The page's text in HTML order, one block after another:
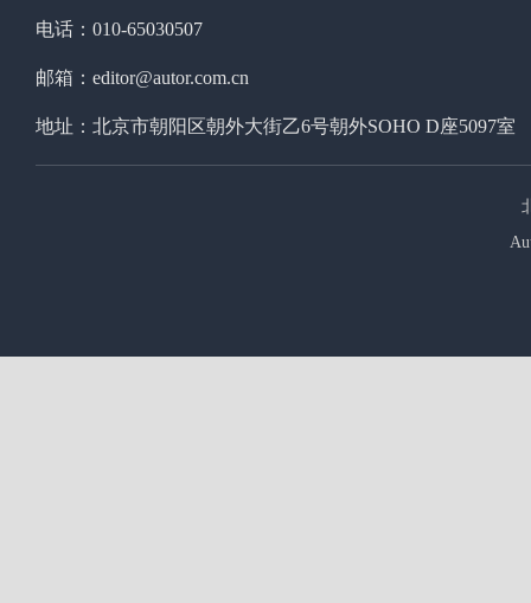
电话：010-65030507
邮箱：editor@autor.com.cn
地址：北京市朝阳区朝外大街乙6号朝外SOHO D座5097室